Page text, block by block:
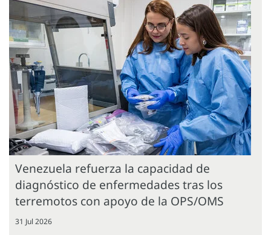
Venezuela refuerza la capacidad de
diagnóstico de enfermedades tras los
terremotos con apoyo de la OPS/OMS
31 Jul 2026